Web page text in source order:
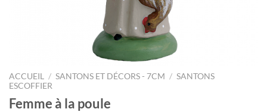
ACCUEIL / SANTONS ET DÉCORS - 7CM / SANTONS
ESCOFFIER
Femme à la poule